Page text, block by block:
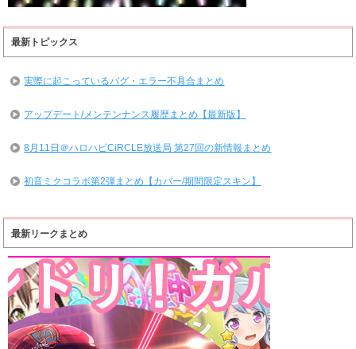
最新トピックス
実際に起こっているバグ・エラー不具合まとめ
アップデート/メンテンナンス履歴まとめ【最新版】
8月11日＠ハロハピCiRCLE放送局 第27回の新情報まとめ
初音ミクコラボ第2弾まとめ【カバー/期間限定スキン】
最新リークまとめ